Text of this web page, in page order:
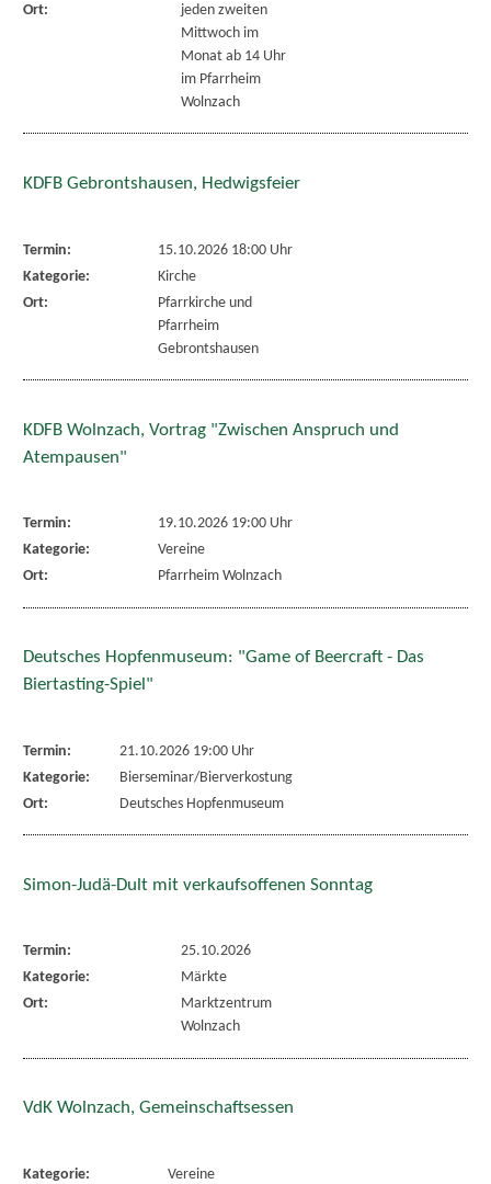
Ort:
jeden zweiten
Mittwoch im
Monat ab 14 Uhr
im Pfarrheim
Wolnzach
KDFB Gebrontshausen, Hedwigsfeier
Termin:
15.10.2026 18:00 Uhr
Kategorie:
Kirche
Ort:
Pfarrkirche und
Pfarrheim
Gebrontshausen
KDFB Wolnzach, Vortrag "Zwischen Anspruch und
Atempausen"
Termin:
19.10.2026 19:00 Uhr
Kategorie:
Vereine
Ort:
Pfarrheim Wolnzach
Deutsches Hopfenmuseum: "Game of Beercraft - Das
Biertasting-Spiel"
Termin:
21.10.2026 19:00 Uhr
Kategorie:
Bierseminar/Bierverkostung
Ort:
Deutsches Hopfenmuseum
Simon-Judä-Dult mit verkaufsoffenen Sonntag
Termin:
25.10.2026
Kategorie:
Märkte
Ort:
Marktzentrum
Wolnzach
VdK Wolnzach, Gemeinschaftsessen
Kategorie:
Vereine